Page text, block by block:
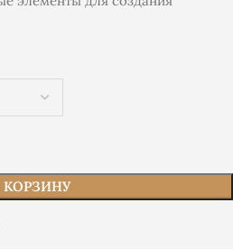
КОРЗИНУ